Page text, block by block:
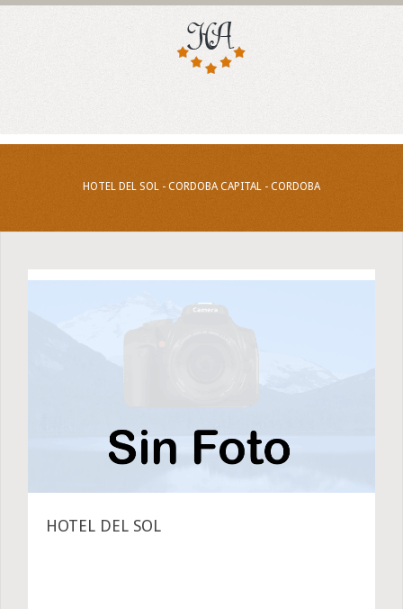
HOTEL DEL SOL - CORDOBA CAPITAL - CORDOBA
HOTEL DEL SOL